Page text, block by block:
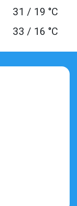
31 / 19 °C
33 / 16 °C